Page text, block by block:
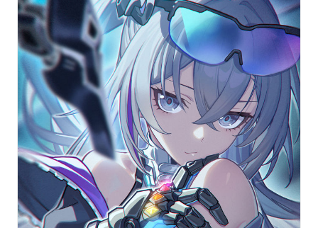
แต่ในอีกด้านหนึ่ง ในชีวิตส่วนตัว เธอกลับมีมุมที่ดูน่ารักผิด
คาด เช่น เธอชอบหมอนข้างหรือของน่ารัก ๆ ส่วน "Silver
Wolf LV.999" ก็คือร่างทองที่เธอปลดปล่อยพลังทั้งหมดออก
มา จนก้าวสู่ตัวตนที่ไร้เทียมทาน
ในครั้งนี้ เราขอพาทุกคนไปชมแฟนอาร์ต “Silver Wolf
LV.999” ที่เต็มไปด้วยความเท่และพลังอันไร้เทียมทานกัน
เชิญรับชมได้เลย!